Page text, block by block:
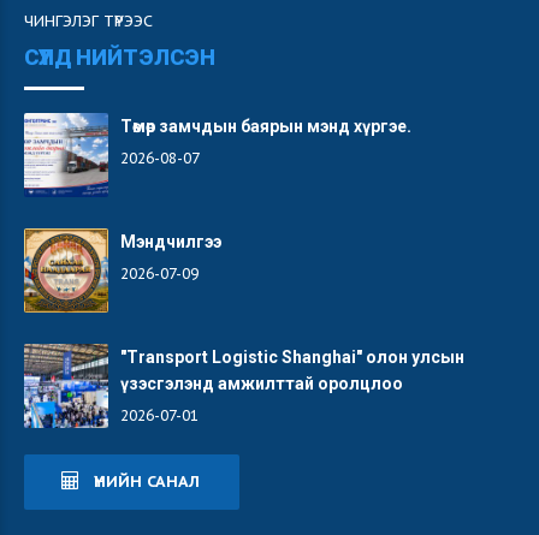
ЧИНГЭЛЭГ ТҮРЭЭС
СҮҮЛД НИЙТЭЛСЭН
Төмөр замчдын баярын мэнд хүргэе.
2026-08-07
Мэндчилгээ
2026-07-09
"Transport Logistic Shanghai" олон улсын
үзэсгэлэнд амжилттай оролцлоо
2026-07-01
ҮНИЙН САНАЛ